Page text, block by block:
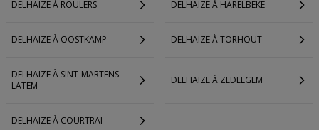
DELHAIZE À ROULERS DELHAIZE À HARELBEKE
DELHAIZE À OOSTKAMP DELHAIZE À TORHOUT
DELHAIZE À SINT-MARTENS-
LATEM
DELHAIZE À ZEDELGEM
DELHAIZE À COURTRAI